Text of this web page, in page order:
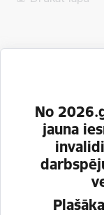
No
jauna